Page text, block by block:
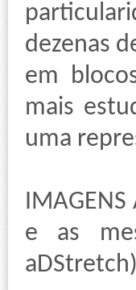
dezenas
em
mais
uma
e as